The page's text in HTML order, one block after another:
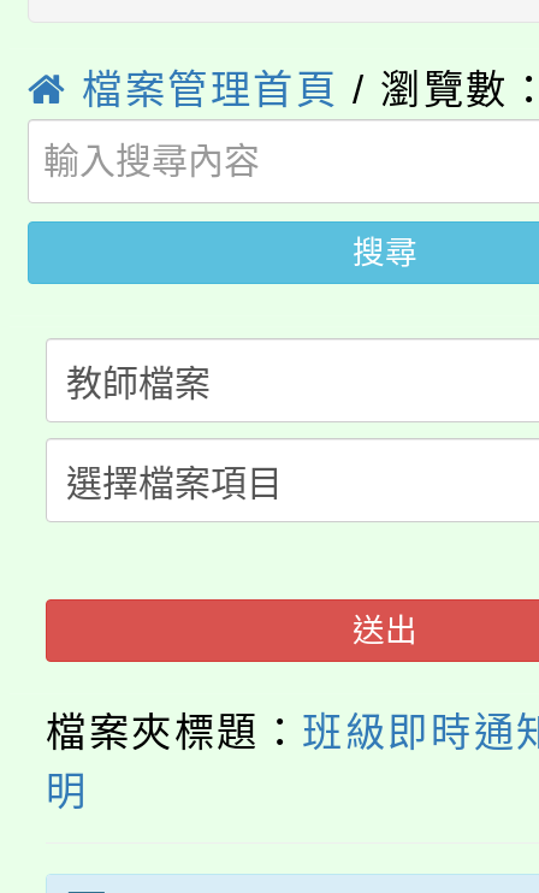
者。
份教師研習
會
115年食農教育專業人
程
「本色祭」8/29、30在
8/21下午1時於龍潭區
YOUNG桃局內行報名
局官網。
8月14至27日，桃園電
開!
115年桃園市運動會8/
田徑場及游泳池舉行。
桃園市低收入戶享有免
半價優惠，詳情可洽有
者。
大園自造教育及科技中
份教師增能研習
大溪自造教育及科技中
份教師研習
淨零綠生活教案入校路
會
115年食農教育專業人
檔案管理首頁 / 瀏覽數
搜尋
送出
檔案夾標題： 班級即時通
明